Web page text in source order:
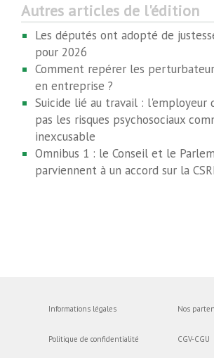
Autres articles de l'édition
Les députés ont adopté de
pour 2026
Comment repérer les
en entreprise ?
Suicide lié au travail : l'employeur
pas les risques psychosociaux
inexcusable
Omnibus 1 : le Conseil et le
parviennent à un accord sur la
Informations légales
Politique de confidentialité
Nos
CGV-CGU